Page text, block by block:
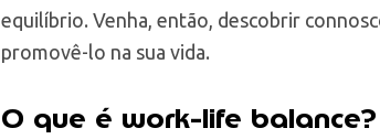
equilíbrio. Venha, então, descobrir
promovê-lo na sua vida.
O que é work-life balance?